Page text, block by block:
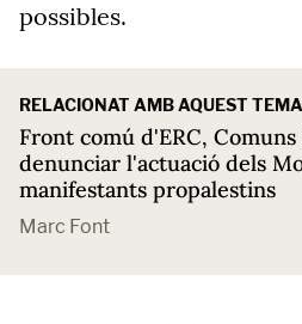
possibles.
RELACIONAT AMB AQUEST TEMA
Front comú d'ERC,
denunciar l'actuació dels
manifestants propalestins
Marc Font